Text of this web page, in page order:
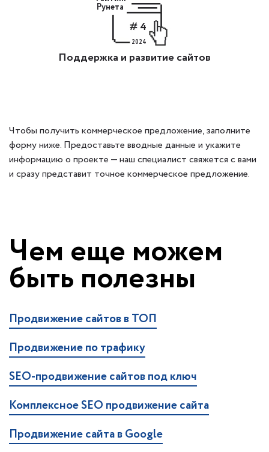
Рунета
4
2024
Поддержка и развитие сайтов
Чтобы получить коммерческое предложение, заполните
форму ниже. Предоставьте вводные данные и укажите
информацию о проекте — наш специалист свяжется с вами
и сразу представит точное коммерческое предложение.
Чем еще можем
быть полезны
Продвижение сайтов в ТОП
Продвижение по трафику
SEO-продвижение сайтов под ключ
Комплексное SEO продвижение сайта
Продвижение сайта в Google